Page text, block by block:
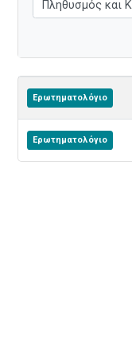
Ερωτηματολόγιο
Ερωτηματολόγιο